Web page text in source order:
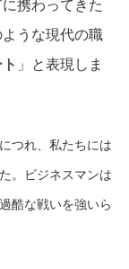
携わってきた
うな現代の職
」と表現しま
つれ、私たちには
。ビジネスマンは
酷な戦いを強いら